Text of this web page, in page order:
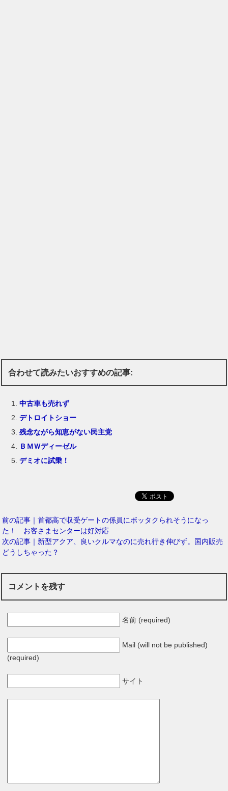
合わせて読みたいおすすめの記事:
中古車も売れず
デトロイトショー
残念ながら知恵がない民主党
ＢＭＷディーゼル
デミオに試乗！
前の記事｜首都高で収受ゲートの係員にボッタクられそうになっ
た！ お客さまセンターは好対応
次の記事｜新型アクア、良いクルマなのに売れ行き伸びず。国内販売
どうしちゃった？
コメントを残す
名前 (required)
Mail (will not be published)
(required)
サイト